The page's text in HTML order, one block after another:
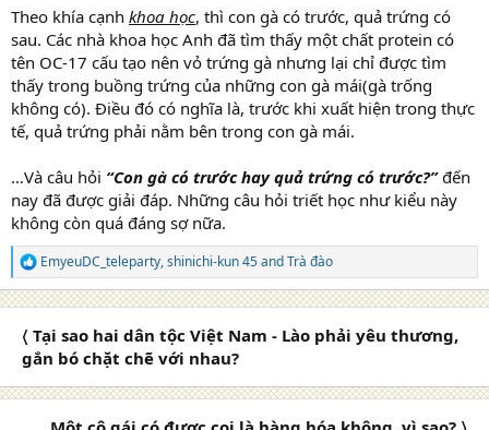
Theo khía cạnh khoa học, thì con gà có trước, quả trứng có
sau. Các nhà khoa học Anh đã tìm thấy một chất protein có
tên OC-17 cấu tạo nên vỏ trứng gà nhưng lại chỉ được tìm
thấy trong buồng trứng của những con gà mái(gà trống
không có). Điều đó có nghĩa là, trước khi xuất hiện trong thực
tế, quả trứng phải nằm bên trong con gà mái.
…Và câu hỏi “Con gà có trước hay quả trứng có trước?”đến
nay đã được giải đáp. Những câu hỏi triết học như kiểu này
không còn quá đáng sợ nữa.
R
e
a
o
n
EmyeuDC_teleparty,shinichi-kun 45andTrà đào
〈 Tại sao hai dân tộc Việt Nam - Lào phải yêu thương,
gắn bó chặt chẽ với nhau?